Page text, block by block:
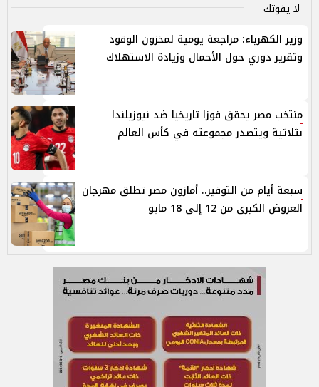
لا يفوتك
وزير الكهرباء: مراجعة يومية لمخزون الوقود
وتقرير دوري حول الأحمال وزيادة الاستهلاك
منتخب مصر يحقق فوزا تاريخيا ضد نيوزيلندا
بثلاثية ويتصدر مجموعته في كأس العالم
سبعة أيام من التوفير.. أمازون مصر تطلق مهرجان
العروض الكبرى من 12 إلى 18 مايو